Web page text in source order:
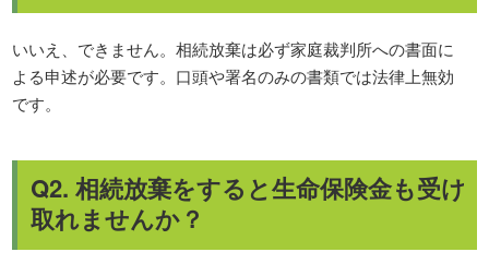
いいえ、できません。相続放棄は必ず家庭裁判所への書面に
よる申述が必要です。口頭や署名のみの書類では法律上無効
です。
Q2. 相続放棄をすると生命保険金も受け
取れませんか？